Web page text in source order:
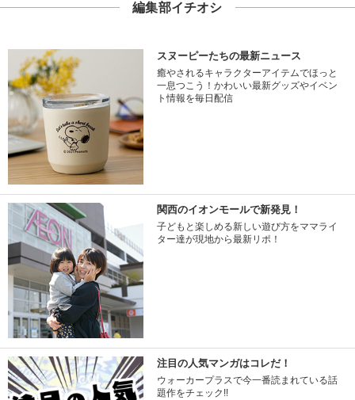
編集部イチオシ
スヌーピーたちの最新ニュース
癒やされるキャラクターアイテムでほっと
一息つこう！かわいい最新グッズやイベン
ト情報を毎日配信
関西のイオンモールで新発見！
子どもと楽しめる新しい遊び方をママライ
ター達が現地から最新リポ！
注目の人気マンガはコレだ！
ウォーカープラスで今一番読まれている話
題作をチェック!!